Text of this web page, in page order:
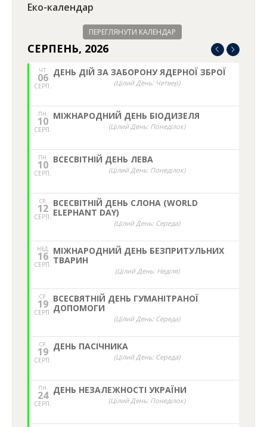
Еко-календар
ПЕРЕГЛЯНУТИ КАЛЕНДАР
СЕРПЕНЬ, 2026
ЧТ.
06
СЕРП.
ДЕНЬ ДІЙ ЗА ЗАБОРОНУ ЯДЕРНОЇ ЗБРОЇ
(Цілий День: Четвер)
ПН.
10
СЕРП.
МІЖНАРОДНИЙ ДЕНЬ БІОДИЗЕЛЯ
(Цілий День: Понеділок)
ПН.
10
СЕРП.
ВСЕСВІТНІЙ ДЕНЬ ЛЕВА
(Цілий День: Понеділок)
СР.
12
СЕРП.
ВСЕСВІТНІЙ ДЕНЬ СЛОНА (WORLD
ELEPHANT DAY)
(Цілий День: Середа)
НЕД,
16
СЕРП.
МІЖНАРОДНИЙ ДЕНЬ БЕЗПРИТУЛЬНИХ
ТВАРИН
(Цілий День: Неділя)
СР.
19
СЕРП.
ВСЕСВЯТНІЙ ДЕНЬ ГУМАНІТРАНОЇ
ДОПОМОГИ
(Цілий День: Середа)
СР.
19
СЕРП.
ДЕНЬ ПАСІЧНИКА
(Цілий День: Середа)
ПН.
24
СЕРП.
ДЕНЬ НЕЗАЛЕЖНОСТІ УКРАЇНИ
(Цілий День: Понеділок)